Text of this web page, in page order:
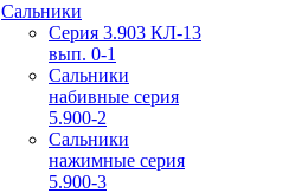
Сальники
Серия 3.903 КЛ-13
вып. 0-1
Сальники
набивные серия
5.900-2
Сальники
нажимные серия
5.900-3